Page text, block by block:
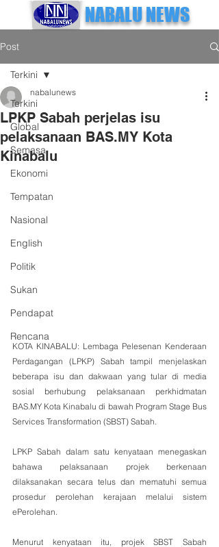
NABALU NEWS
Post
Terkini
Global
Semasa
Ekonomi
Tempatan
Nasional
English
Politik
Sukan
Pendapat
Rencana
Terkini
LPKP Sabah perjelas isu
pelaksanaan BAS.MY Kota
Kinabalu
nabalunews
KOTA KINABALU: Lembaga Pelesenan Kenderaan
Perdagangan (LPKP) Sabah tampil menjelaskan
beberapa isu dan dakwaan yang tular di media
sosial berhubung pelaksanaan perkhidmatan
BAS.MY Kota Kinabalu di bawah Program Stage Bus
Services Transformation (SBST) Sabah.
LPKP Sabah dalam satu kenyataan menegaskan
bahawa pelaksanaan projek berkenaan
dilaksanakan secara telus dan mematuhi semua
prosedur perolehan kerajaan melalui sistem
ePerolehan.
Menurut kenyataan itu, projek SBST Sabah